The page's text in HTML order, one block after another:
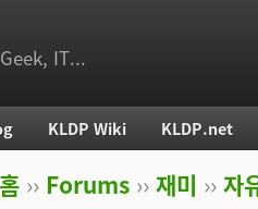
IT...
현재 위치
홈 ›› Forums ›› 재미 ›› 자
KLDP Wiki KLDP.net